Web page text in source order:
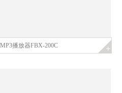
播放器FBX-200C